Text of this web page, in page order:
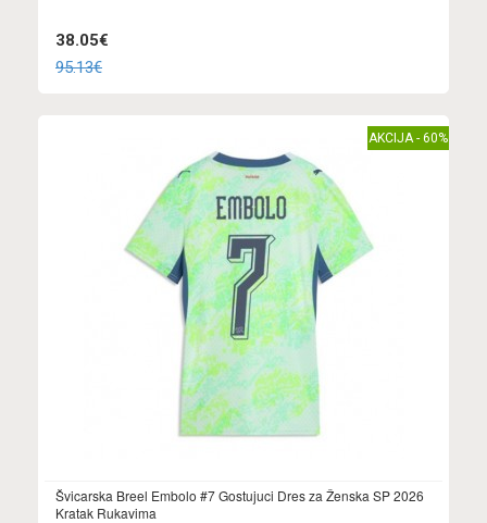
38.05€
95.13€
AKCIJA - 60%
Švicarska Breel Embolo #7 Gostujuci Dres za Ženska SP 2026
Kratak Rukavima